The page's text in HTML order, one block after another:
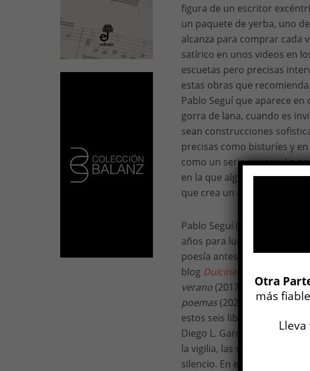
figura de un escritor
un paquete de yerba, uno
alcanza para comprar cada
satírico en unos videos en
escuetas pero precisas
estas obras que
Pablo Seguí que aparece
gorra de lana, cuando es
sean construcciones
precisas como bisturíes y
como un serio payaso. La
en la que algunos colegas
que crea un ambiente
Pablo Seguí (Córdoba,
años para luego volcarse
poesía antes deLa
blog Dulcinea Peperomia
verano(2017), Animal de
poemas(2020) y Babía y
estos seis libros se
Diego L. García en el
la vigilia, las sombras y las
silencio. En esos
Otra
más